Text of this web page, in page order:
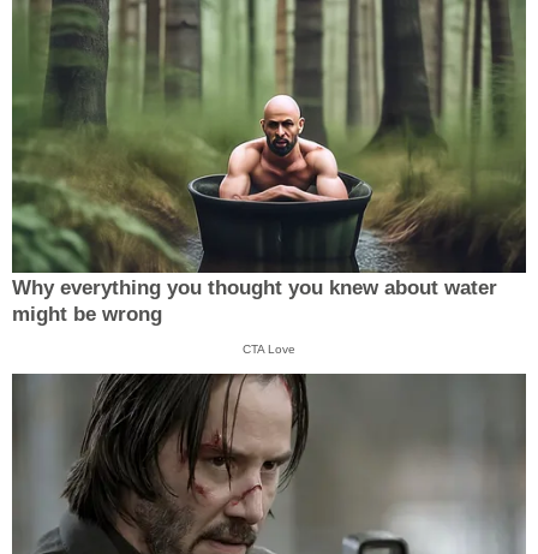
Why everything you thought you knew about water
might be wrong
CTA Love